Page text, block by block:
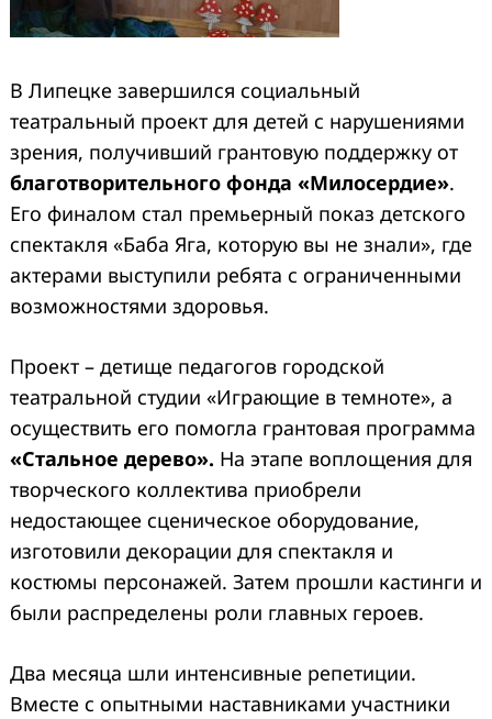
В Липецке завершился социальный
театральный проект для детей с нарушениями
зрения, получивший грантовую поддержку от
благотворительного фонда «Милосердие».
Его финалом стал премьерный показ детского
спектакля «Баба Яга, которую вы не знали», где
актерами выступили ребята с ограниченными
возможностями здоровья.
Проект – детище педагогов городской
театральной студии «Играющие в темноте», а
осуществить его помогла грантовая программа
«Стальное дерево». На этапе воплощения для
творческого коллектива приобрели
недостающее сценическое оборудование,
изготовили декорации для спектакля и
костюмы персонажей. Затем прошли кастинги и
были распределены роли главных героев.
Два месяца шли интенсивные репетиции.
Вместе с опытными наставниками участники
Search
for: